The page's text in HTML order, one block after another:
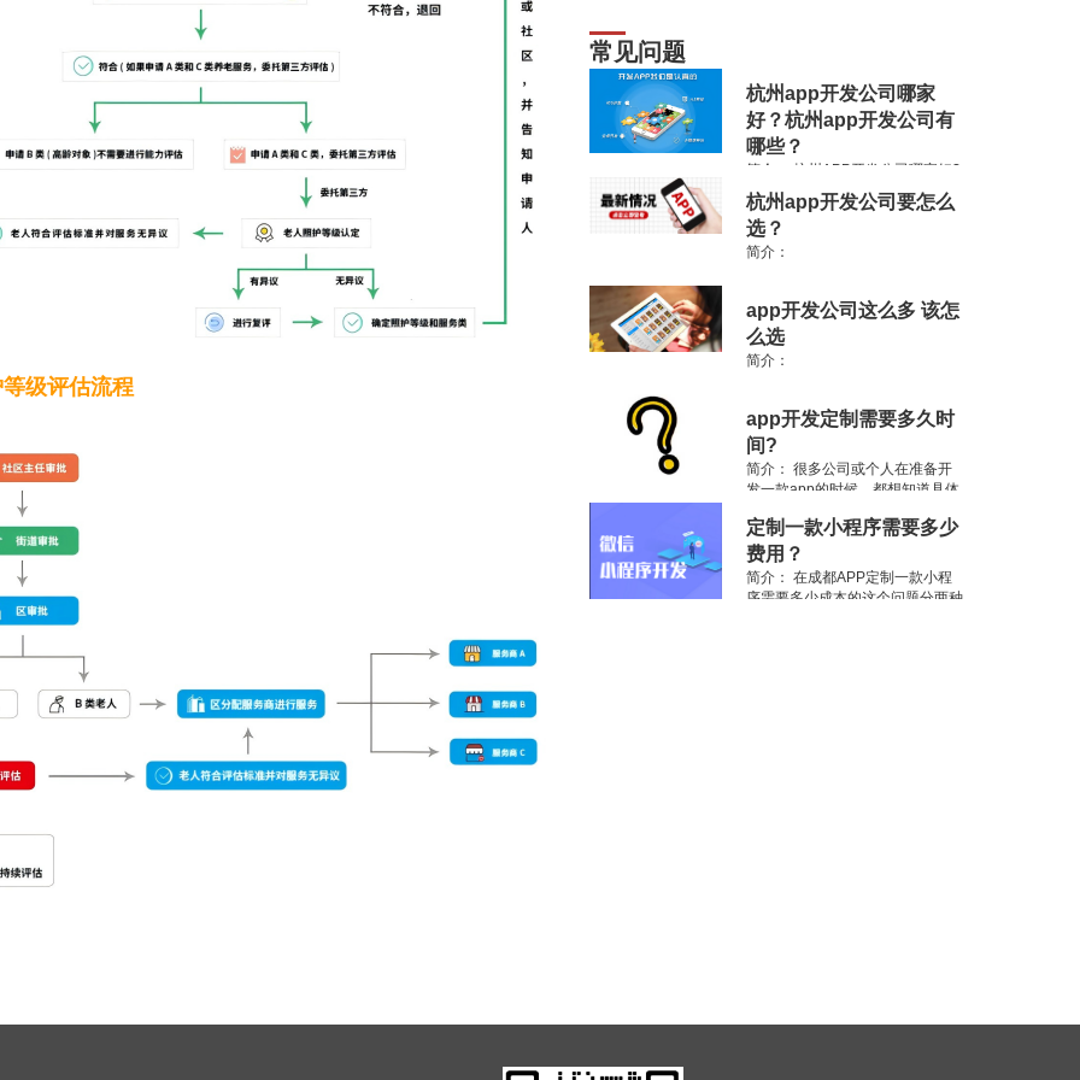
级评估流程
常见问题
杭州app开发公司哪家
好？杭州app开发公司有
哪些？
简介：
杭州APP开发公司哪家好?
杭州APP外包公司有哪些，杭州软
件公司排名如何?以往想要在杭州
开发手机APP软件不得不有这些疑
惑.
杭州app开发公司要怎么
选？
简介：
app开发公司这么多 该怎
么选
简介：
app开发定制需要多久时
间?
简介： 很多公司或个人在准备开
发一款app的时候，都想知道具体
一个统一的答案，就像是装修一个
房屋一样，需要根据装修工序、装
修面积、装修质量等等多方面的因
素
定制一款小程序需要多少
费用？
简介： 在成都APP定制一款小程
序需要多少成本的这个问题分两种